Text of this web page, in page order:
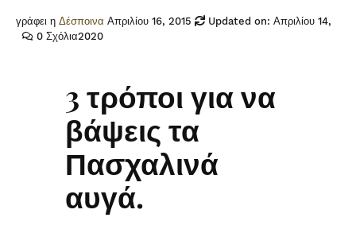
γράφει η Δέσποινα Απριλίου 16, 2015
Updated on: Απριλίου 14,
2020
0 Σχόλια
3 τρόποι για να
βάψεις τα
Πασχαλινά
αυγά.